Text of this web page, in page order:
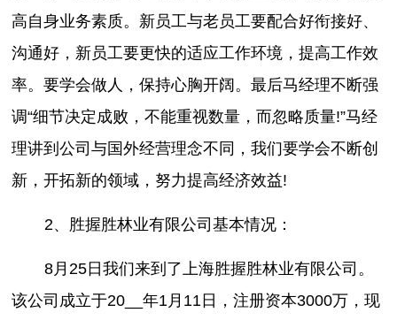
高自身业务素质。新员工与老员工要配合好衔接好、
沟通好，新员工要更快的适应工作环境，提高工作效
率。要学会做人，保持心胸开阔。最后马经理不断强
调“细节决定成败，不能重视数量，而忽略质量!”马经
理讲到公司与国外经营理念不同，我们要学会不断创
新，开拓新的领域，努力提高经济效益!
2、胜握胜林业有限公司基本情况：
8月25日我们来到了上海胜握胜林业有限公司。
该公司成立于20__年1月11日，注册资本3000万，现